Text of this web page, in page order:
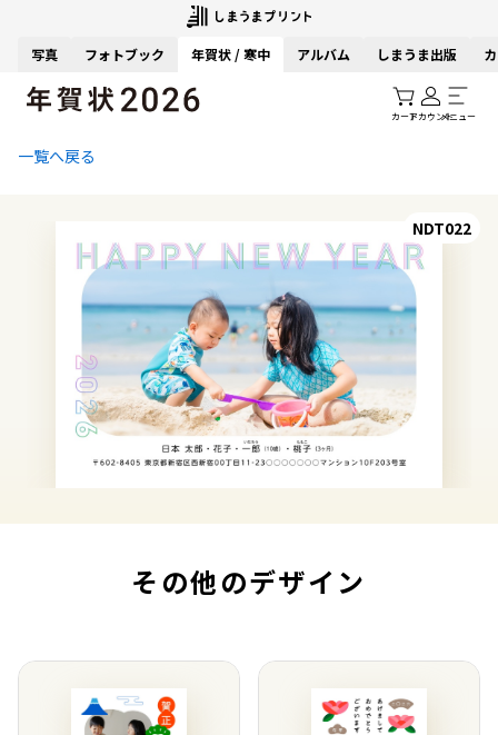
写真 フォトブック 年賀状 / 寒中 アルバム しまうま出版
カートアカウントメニュー
一覧へ戻る
NDT022
その他のデザイン